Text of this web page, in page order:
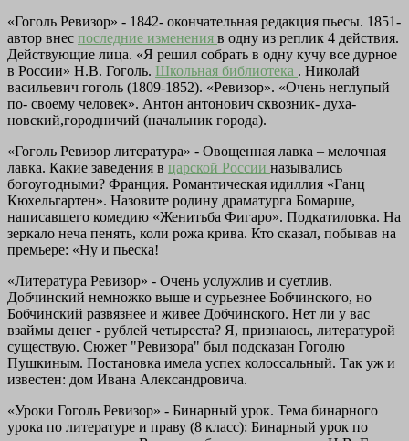
«Гоголь Ревизор» - 1842- окончательная редакция пьесы. 1851-
автор внес последние изменения в одну из реплик 4 действия.
Действующие лица. «Я решил собрать в одну кучу все дурное
в России» Н.В. Гоголь. Школьная библиотека . Николай
васильевич гоголь (1809-1852). «Ревизор». «Очень неглупый
по- своему человек». Антон антонович сквозник- духа-
новский,городничий (начальник города).
«Гоголь Ревизор литература» - Овощенная лавка – мелочная
лавка. Какие заведения в царской России назывались
богоугодными? Франция. Романтическая идиллия «Ганц
Кюхельгартен». Назовите родину драматурга Бомарше,
написавшего комедию «Женитьба Фигаро». Подкатиловка. На
зеркало неча пенять, коли рожа крива. Кто сказал, побывав на
премьере: «Ну и пьеска!
«Литература Ревизор» - Очень услужлив и суетлив.
Добчинский немножко выше и сурьезнее Бобчинского, но
Бобчинский развязнее и живее Добчинского. Нет ли у вас
взаймы денег - рублей четыреста? Я, признаюсь, литературой
существую. Сюжет "Ревизора" был подсказан Гоголю
Пушкиным. Постановка имела успех колоссальный. Так уж и
известен: дом Ивана Александровича.
«Уроки Гоголь Ревизор» - Бинарный урок. Тема бинарного
урока по литературе и праву (8 класс): Бинарный урок по